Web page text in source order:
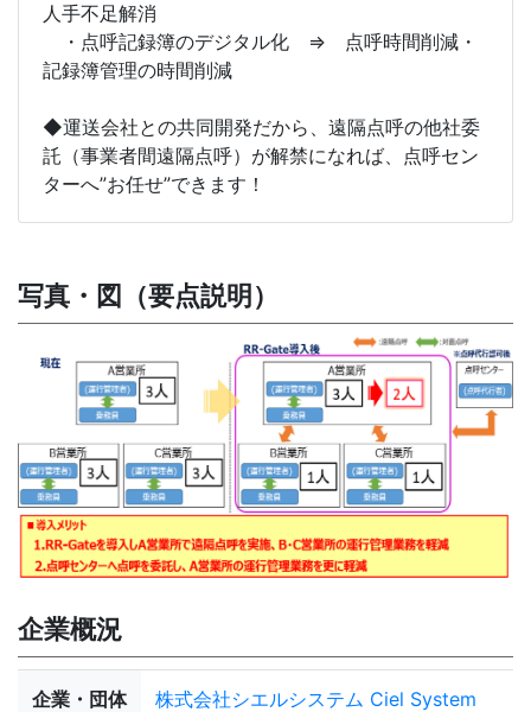
人手不足解消
・点呼記録簿のデジタル化 ⇒ 点呼時間削減・
記録簿管理の時間削減
◆運送会社との共同開発だから、遠隔点呼の他社委
託（事業者間遠隔点呼）が解禁になれば、点呼セン
ターへ”お任せ”できます！
写真・図（要点説明）
企業概況
企業・団体
株式会社シエルシステム Ciel System